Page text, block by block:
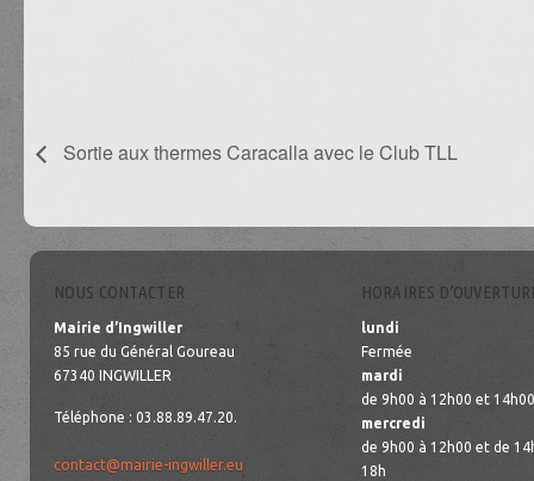
Sortie aux thermes Caracalla avec le Club TLL
NOUS CONTACTER
Mairie d’Ingwiller
85 rue du Général Goureau
67340 INGWILLER
Téléphone : 03.88.89.47.20.
contact@mairie-ingwiller.eu
HORAIRES
lundi
Fermée
mardi
de 9h00 à 12h00 et
mercredi
de 9h00 à 12h00 et de
18h